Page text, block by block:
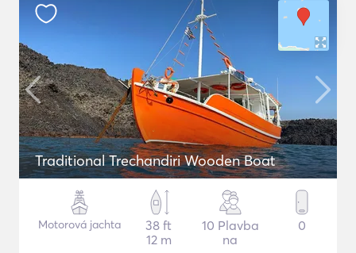
Traditional Trechandiri Wooden Boat
Motorová jachta
38 ft
12 m
10 Plavba
na
0